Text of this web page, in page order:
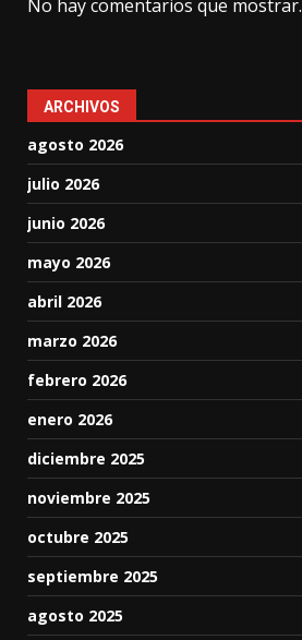
No hay comentarios que mostrar.
ARCHIVOS
agosto 2026
julio 2026
junio 2026
mayo 2026
abril 2026
marzo 2026
febrero 2026
enero 2026
diciembre 2025
noviembre 2025
octubre 2025
septiembre 2025
agosto 2025